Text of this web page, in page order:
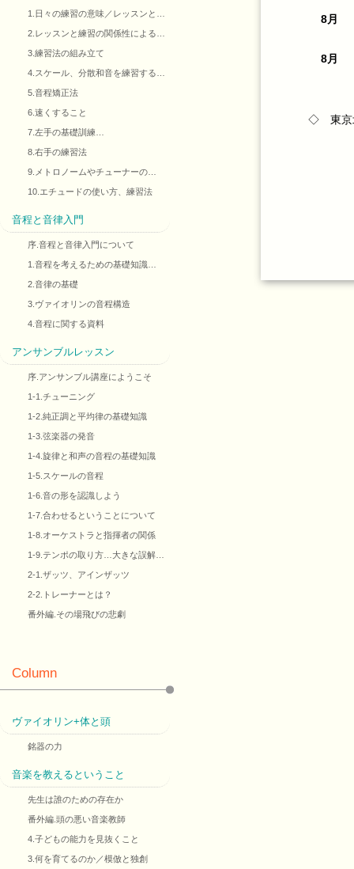
8月
8月
◇ 東京
1.日々の練習の意味／レッスンと…
2.レッスンと練習の関係性による…
3.練習法の組み立て
4.スケール、分散和音を練習する…
5.音程矯正法
6.速くすること
7.左手の基礎訓練…
8.右手の練習法
9.メトロノームやチューナーの…
10.エチュードの使い方、練習法
音程と音律入門
序.音程と音律入門について
1.音程を考えるための基礎知識…
2.音律の基礎
3.ヴァイオリンの音程構造
4.音程に関する資料
アンサンブルレッスン
序.アンサンブル講座にようこそ
1-1.チューニング
1-2.純正調と平均律の基礎知識
1-3.弦楽器の発音
1-4.旋律と和声の音程の基礎知識
1-5.スケールの音程
1-6.音の形を認識しよう
1-7.合わせるということについて
1-8.オーケストラと指揮者の関係
1-9.テンポの取り方…大きな誤解…
2-1.ザッツ、アインザッツ
2-2.トレーナーとは？
番外編.その場飛びの悲劇
Column
ヴァイオリン+体と頭
銘器の力
音楽を教えるということ
先生は誰のための存在か
番外編.頭の悪い音楽教師
4.子どもの能力を見抜くこと
3.何を育てるのか／模倣と独創